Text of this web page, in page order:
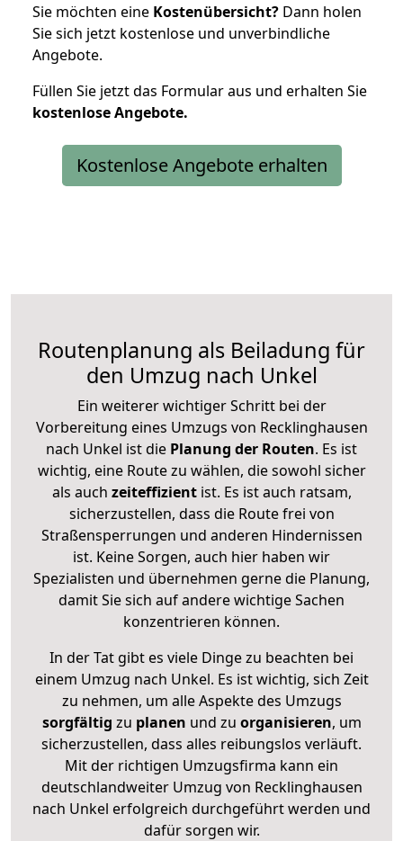
Sie möchten eine Kostenübersicht? Dann holen
Sie sich jetzt kostenlose und unverbindliche
Angebote.
Füllen Sie jetzt das Formular aus und erhalten Sie
kostenloseAngebote.
Kostenlose Angebote erhalten
Routenplanung als Beiladung für
den Umzug nach Unkel
Ein weiterer wichtiger Schritt bei der
Vorbereitung eines Umzugs von Recklinghausen
nach Unkel ist die Planung der Routen. Es ist
wichtig, eine Route zu wählen, die sowohl sicher
als auch zeiteffizientist. Es ist auch ratsam,
sicherzustellen, dass die Route frei von
Straßensperrungen und anderen Hindernissen
ist. Keine Sorgen, auch hier haben wir
Spezialisten und übernehmen gerne die Planung,
damit Sie sich auf andere wichtige Sachen
konzentrieren können.
In der Tat gibt es viele Dinge zu beachten bei
einem Umzug nach Unkel. Es ist wichtig, sich Zeit
zu nehmen, um alle Aspekte des Umzugs
sorgfältig zu planen und zu organisieren, um
sicherzustellen, dass alles reibungslos verläuft.
Mit der richtigen Umzugsfirma kann ein
deutschlandweiter Umzug von Recklinghausen
nach Unkel erfolgreich durchgeführt werden und
dafür sorgen wir.